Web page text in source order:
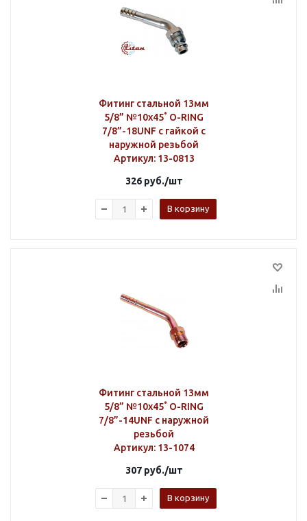
Фитинг стальной 13мм
5/8” №10х45˚ O-RING
7/8”-18UNF с гайкой с
наружной резьбой
Артикул: 13-0813
326руб./шт
В корзину
Фитинг стальной 13мм
5/8” №10х45˚ O-RING
7/8”-14UNF с наружной
резьбой
Артикул: 13-1074
307руб./шт
В корзину